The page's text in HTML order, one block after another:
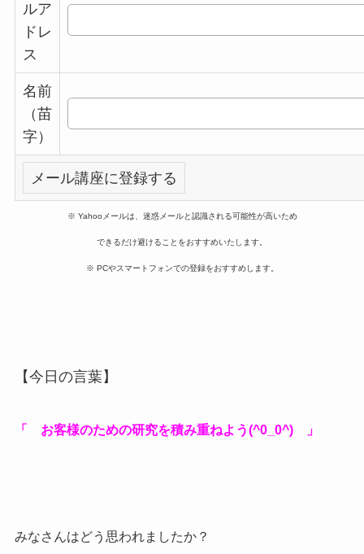
ルア
ドレ
ス
名前
（苗
字）
※ Yahooメールは、迷惑メールと認識される可能性が高いため
できるだけ避けることをおすすめいたします。
※ PCやスマートフォンでの登録をおすすめします。
【今日の言葉】
「 お客様のための研究を積み重ねよう(^0_0^) 」
みなさんはどう思われましたか？